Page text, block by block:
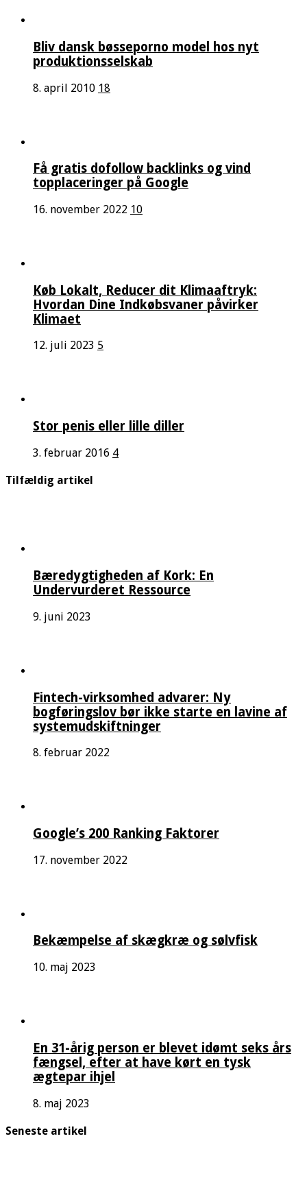
Bliv dansk bøsseporno model hos nyt
produktionsselskab
8. april 2010 18
Få gratis dofollow backlinks og vind
topplaceringer på Google
16. november 2022 10
Køb Lokalt, Reducer dit Klimaaftryk:
Hvordan Dine Indkøbsvaner påvirker
Klimaet
12. juli 2023 5
Stor penis eller lille diller
3. februar 2016 4
Tilfældig artikel
Bæredygtigheden af Kork: En
Undervurderet Ressource
9. juni 2023
Fintech-virksomhed advarer: Ny
bogføringslov bør ikke starte en lavine af
systemudskiftninger
8. februar 2022
Google’s 200 Ranking Faktorer
17. november 2022
Bekæmpelse af skægkræ og sølvfisk
10. maj 2023
En 31-årig person er blevet idømt seks års
fængsel, efter at have kørt en tysk
ægtepar ihjel
8. maj 2023
Seneste artikel